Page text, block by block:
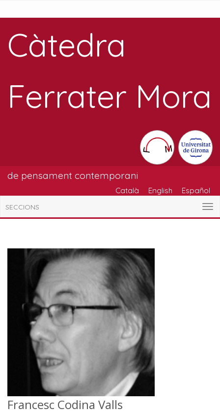
Càtedra
Ferrater Mora
de pensament contemporani
Català English Español
SECCIONS
Francesc Codina Valls